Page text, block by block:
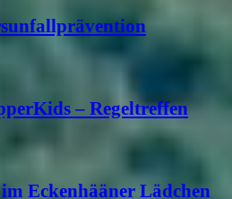
– Regeltreffen
Eckenhääner Lädchen